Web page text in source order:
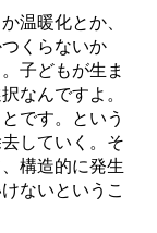
温暖化とか、
くらないか
子どもが生ま
なんですよ。
です。という
していく。そ
構造的に発生
ないというこ